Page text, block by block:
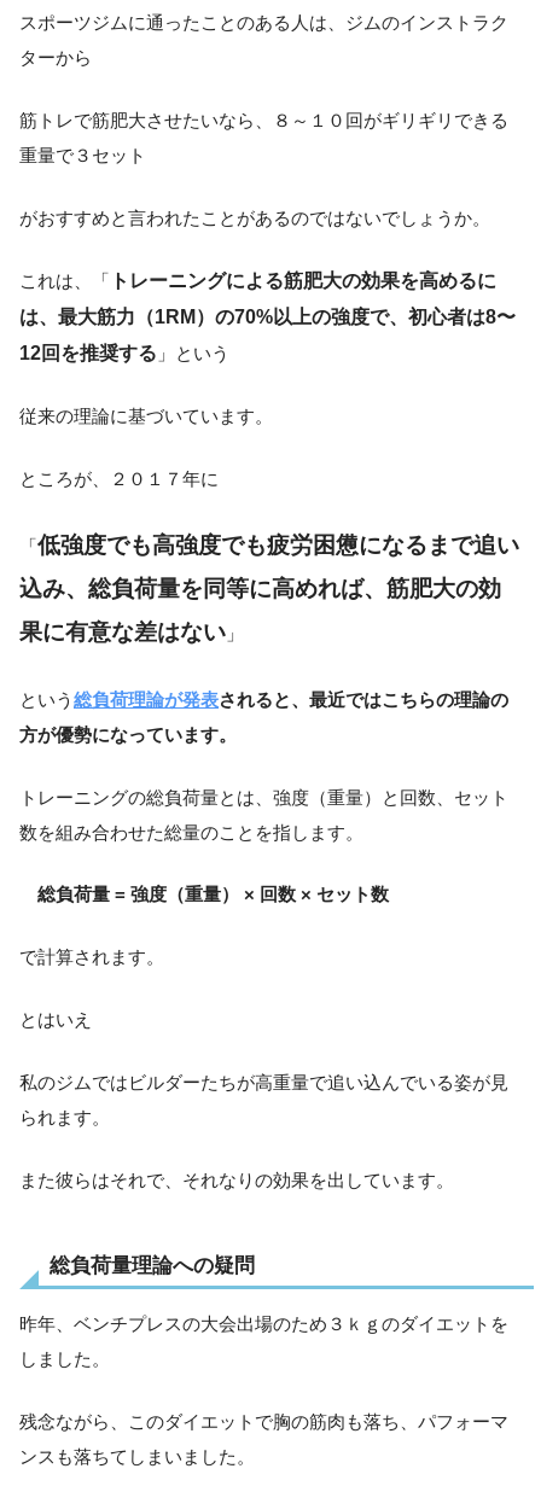
スポーツジムに通ったことのある人は、ジムのインストラク
ターから
筋トレで筋肥大させたいなら、８～１０回がギリギリできる
重量で３セット
がおすすめと言われたことがあるのではないでしょうか。
これは、「 トレーニングによる筋肥大の効果を高めるに
は、最大筋力（1RM）の70%以上の強度で、初心者は8〜
12回を推奨する 」という
従来の理論に基づいています。
ところが、２０１７年に
「低強度でも高強度でも疲労困憊になるまで追い
込み、総負荷量を同等に高めれば、筋肥大の効
果に有意な差はない 」
という 総負荷理論が発表されると、最近ではこちらの理論の
方が優勢になっています。
トレーニングの総負荷量とは、強度（重量）と回数、セット
数を組み合わせた総量のことを指します。
総負荷量 = 強度（重量） × 回数 × セット数
で計算されます。
とはいえ
私のジムではビルダーたちが高重量で追い込んでいる姿が見
られます。
また彼らはそれで、それなりの効果を出しています。
総負荷量理論への疑問
昨年、ベンチプレスの大会出場のため３ｋｇのダイエットを
しました。
残念ながら、このダイエットで胸の筋肉も落ち、パフォーマ
ンスも落ちてしまいました。